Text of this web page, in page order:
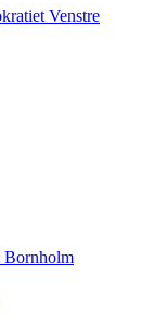
Venstre
Bornholm